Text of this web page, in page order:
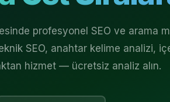
profesyonel SEO ve arama
SEO, anahtar kelime analizi,
hizmet — ücretsiz analiz alın.